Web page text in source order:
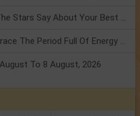
Friendship Day 2026: What The Stars Say About Your Best Friend!
Mars Transit In Gemini: Embrace The Period Full Of Energy & Intelligence
To 8 August, 2026